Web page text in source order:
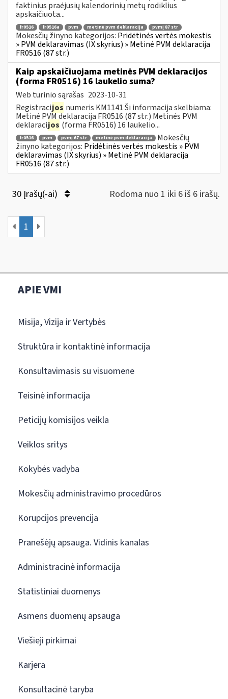
faktinius praėjusių kalendorinių metų rodiklius
apskaičiuota...
fr0516 fr0516a pvm metinė pvm deklaracija pvmį 87 str
Mokesčių žinyno kategorijos: Pridėtinės vertės mokestis
» PVM deklaravimas (IX skyrius) » Metinė PVM deklaracija
FR0516 (87 str.)
Kaip apskaičiuojama metinės PVM deklaracijos
(forma FR0516) 16 laukelio suma?
Web turinio sąrašas 2023-10-31
Registracijos numeris KM1141 Ši informacija skelbiama:
Metinė PVM deklaracija FR0516 (87 str.) Metinės PVM
deklaracijos (forma FR0516) 16 laukelio...
fr0516 pvm pvmį 67 str metinė pvm deklaracija
Mokesčių
žinyno kategorijos: Pridėtinės vertės mokestis » PVM
deklaravimas (IX skyrius) » Metinė PVM deklaracija
FR0516 (87 str.)
30 Įrašų(-ai) Rodoma nuo 1 iki 6 iš 6 irašų.
1
APIE VMI
Misija, Vizija ir Vertybės
Struktūra ir kontaktinė informacija
Konsultavimasis su visuomene
Teisinė informacija
Peticijų komisijos veikla
Veiklos sritys
Kokybės vadyba
Mokesčių administravimo procedūros
Korupcijos prevencija
Pranešėjų apsauga. Vidinis kanalas
Administracinė informacija
Statistiniai duomenys
Asmens duomenų apsauga
Viešieji pirkimai
Karjera
Konsultacinė taryba